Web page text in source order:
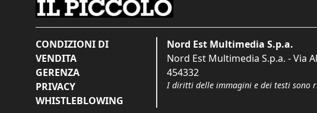
CONDIZIONI DI
VENDITA
GERENZA
PRIVACY
WHISTLEBLOWING
Nord Est Multimedia S.p.a.
Nord Est Multimedia S.p.a. - Via
454332
I diritti delle immagini e dei testi sono